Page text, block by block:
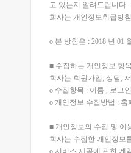
고 있는지 알려드립니다.
회사는 개인정보취급방
ο 본 방침은 : 2018 년 01
■ 수집하는 개인정보 항목
회사는 회원가입, 상담,
ο 수집항목 : 이름 , 로그
ο 개인정보 수집방법 :
■ 개인정보의 수집 및 이
회사는 수집한 개인정보
ο 서비스 제공에 관한 계